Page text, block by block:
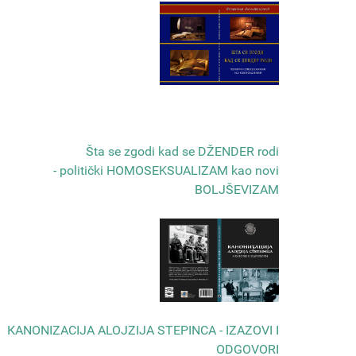
Šta se zgodi kad se DŽENDER rodi
- politički HOMOSEKSUALIZAM kao novi
BOLJŠEVIZAM
КANONIZACIJA ALOJZIJA STEPINCA - IZAZOVI I
ODGOVORI